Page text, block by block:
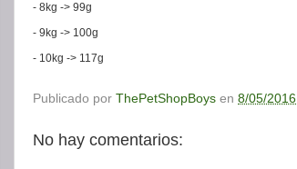
- 8kg -> 99g
- 9kg -> 100g
- 10kg -> 117g
Publicado por ThePetShopBoys en 8/05/2016
No hay comentarios: